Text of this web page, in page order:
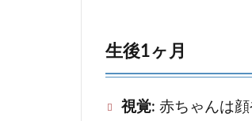
児
の
コ
ツ
生後1ヶ月
視覚: 赤ちゃんは